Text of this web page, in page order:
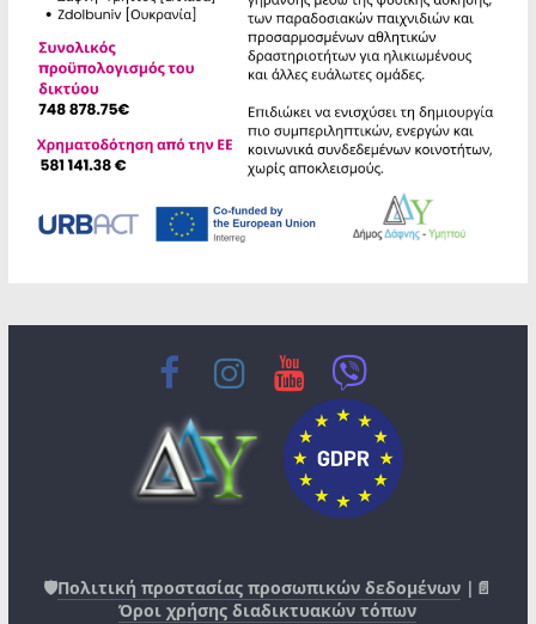
🛡️Πολιτική προστασίας προσωπικών δεδομένων |📄
Όροι χρήσης διαδικτυακών τόπων